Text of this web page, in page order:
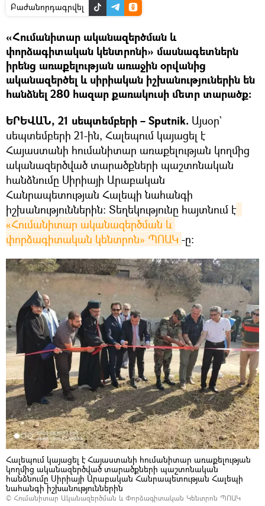
Բաժանորդագրվել
«Հումանիտար ականազերծման և
փորձագիտական կենտրոնի» մասնագետներն
իրենց առաքելության առաջին օրվանից
ականազերծել և սիրիական իշխանություներին են
հանձնել 280 հազար քառակուսի մետր տարածք։
ԵՐԵՎԱՆ, 21 սեպտեմբերի – Sputnik. Այսօր`
սեպտեմբերի 21-ին, Հալեպում կայացել է
Հայաստանի հումանիտար առաքելության կողմից
ականազերծված տարածքների պաշտոնական
հանձնումը Սիրիայի Արաբական
Հանրապետության Հալեպի նահանգի
իշխանություններին: Տեղեկությունը հայտնում է
«Հումանիտար ականազերծման և
փորձագիտական կենտրոն» ՊՈԱԿ -ը։
Հալեպում կայացել է Հայաստանի հումանիտար առաքելության
կողմից ականազերծված տարածքների պաշտոնական
հանձնումը Սիրիայի Արաբական Հանրապետության Հալեպի
նահանգի իշխանություններին
© Հումանիտար Ականազերծման և Փորձագիտական Կենտրոն ՊՈԱԿ